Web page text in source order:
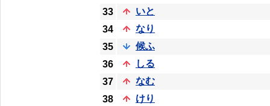
33
いと
34
なり
35
候ふ
36
しる
37
なむ
38
けり